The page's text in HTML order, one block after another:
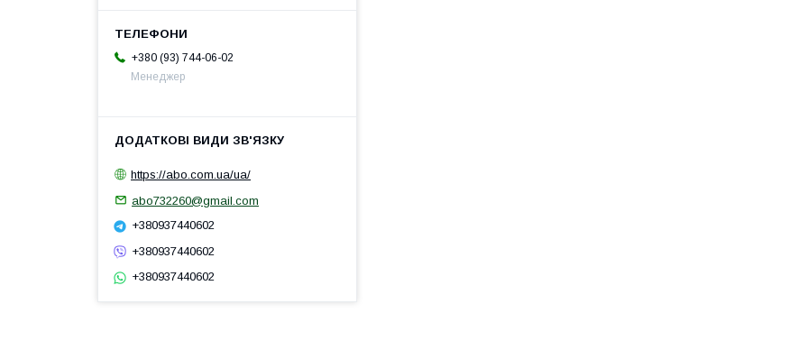
+380 (93) 744-06-02
Менеджер
https://abo.com.ua/ua/
abo732260@gmail.com
+380937440602
+380937440602
+380937440602